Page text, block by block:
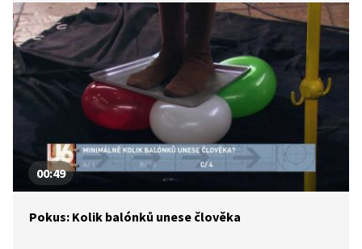
a hybností.
00:49
Pokus: Kolik balónků unese člověka